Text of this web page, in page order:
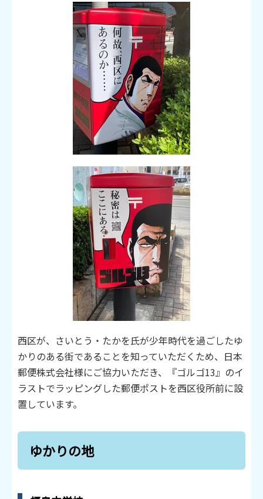
西区が、さいとう・たかを氏が少年時代を過ごしたゆ
かりのある街であることを知っていただくため、日本
郵便株式会社様にご協力いただき、『ゴルゴ13』のイ
ラストでラッピングした郵便ポストを西区役所前に設
置しています。
ゆかりの地